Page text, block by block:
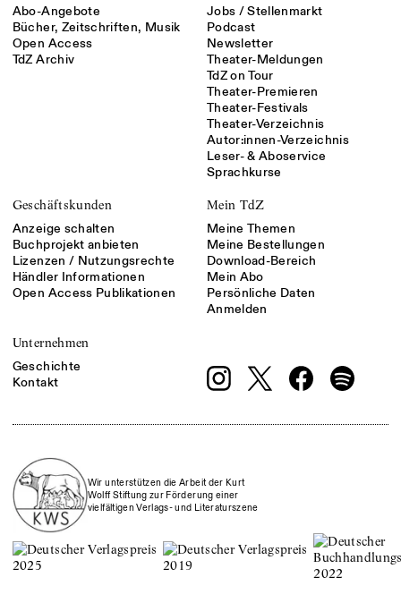
Abo-Angebote
Bücher, Zeitschriften, Musik
Open Access
TdZ Archiv
Jobs / Stellenmarkt
Podcast
Newsletter
Theater-Meldungen
TdZ on Tour
Theater-Premieren
Theater-Festivals
Theater-Verzeichnis
Autor:innen-Verzeichnis
Leser- & Aboservice
Sprachkurse
Geschäftskunden
Anzeige schalten
Buchprojekt anbieten
Lizenzen / Nutzungsrechte
Händler Informationen
Open Access Publikationen
Mein TdZ
Meine Themen
Meine Bestellungen
Download-Bereich
Mein Abo
Persönliche Daten
Anmelden
Unternehmen
Geschichte
Kontakt
Wir unterstützen die Arbeit der Kurt
Wolff Stiftung zur Förderung einer
vielfältigen Verlags- und Literaturszene